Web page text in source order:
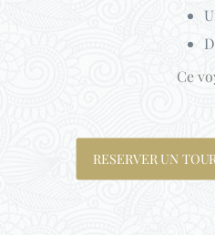
Ce
RESERVER UN